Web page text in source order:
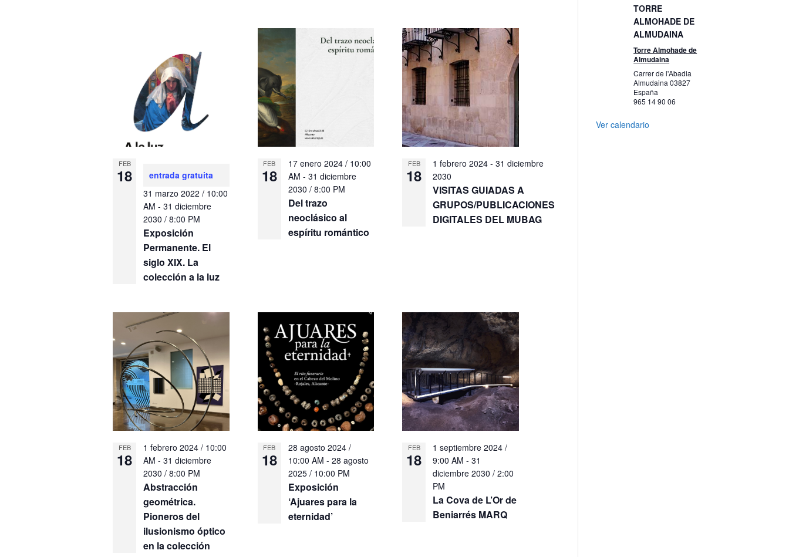
FEB
18
Exposición
Permanente. El
siglo XIX. La
colección a la luz
31 marzo 2022 / 10:00
AM -31 diciembre
2030 / 8:00 PM
entrada gratuita
FEB
18
Del trazo
neoclásico al
espíritu romántico
17 enero 2024 / 10:00
AM - 31 diciembre
2030 / 8:00 PM
FEB
18
VISITAS GUIADAS A
GRUPOS/PUBLICACIONES
DIGITALES DEL MUBAG
1 febrero 2024 -31 diciembre
2030
FEB
18
Abstracción
geométrica.
Pioneros del
ilusionismo óptico
en la colección
1 febrero 2024 / 10:00
AM -31 diciembre
2030 / 8:00 PM
FEB
18
Exposición
‘Ajuares para la
eternidad’
28 agosto 2024 /
10:00 AM - 28 agosto
2025 / 10:00 PM
FEB
18
La Cova de L’Or de
Beniarrés MARQ
1 septiembre 2024 /
9:00 AM -31
diciembre 2030 / 2:00
PM
TORRE
ALMOHADE DE
ALMUDAINA
Torre Almohade de
Almudaina
Carrer de l'Abadia
Almudaina03827
España
965 14 90 06
Ver calendario